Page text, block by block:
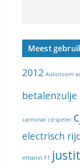
Meest
2012 Autonoom
betalenzulje
carminat cd speler
electrisch
ethanol F1